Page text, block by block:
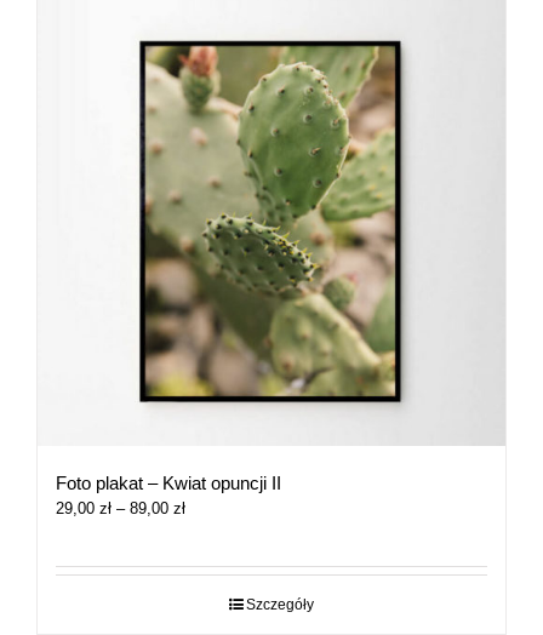
Foto plakat – Kwiat opuncji II
29,00 zł – 89,00 złZakres
29,00 zł
Szczegóły